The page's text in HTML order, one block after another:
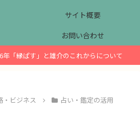
サイト概要
お問い合わせ
年「縁ぱす」と雄介のこれからについて
・ビジネス 占い・鑑定の活用